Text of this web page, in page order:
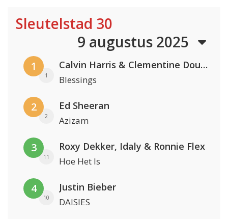
Sleutelstad 30
9 augustus 2025
1
1
Calvin Harris & Clementine Douglas
Blessings
2
2
Ed Sheeran
Azizam
3
11
Roxy Dekker, Idaly & Ronnie Flex
Hoe Het Is
4
10
Justin Bieber
DAISIES